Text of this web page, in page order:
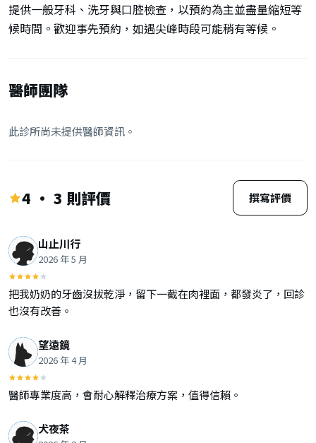
提供一般牙科、洗牙與口腔檢查，以預約為主並盡量縮短等
候時間。歡迎事先預約，如遇尖峰時段可能稍有等候。
醫師團隊
此診所尚未提供醫師資訊。
4 · 3 則評價 撰寫評價
山止川行
2026 年 5 月
把我奶奶的牙齒沒拔乾淨，留下一截在肉裡面，都發炎了，回診
也沒有改善。
望遠鏡
2026 年 4 月
醫師專業度高，會耐心解釋治療方案，值得信賴。
犬夜茶